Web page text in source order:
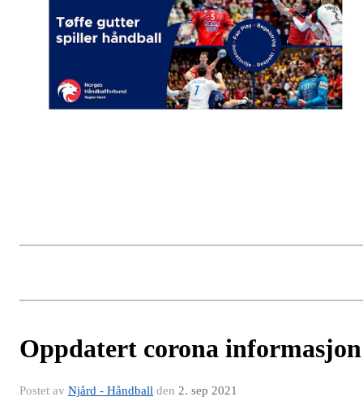
Oppdatert corona informasjon
Postet av Njård - Håndball den 2. sep 2021